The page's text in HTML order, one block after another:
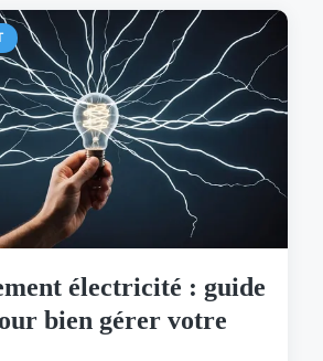
électricité : guide
bien gérer votre